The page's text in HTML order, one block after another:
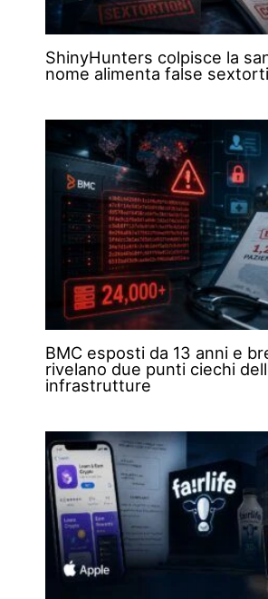
ShinyHunters colpisce la
nome alimenta false
BMC esposti da 13 anni e
rivelano due punti ciechi
infrastrutture